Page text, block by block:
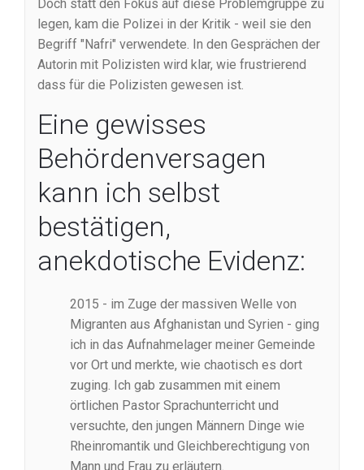
Doch statt den Fokus auf diese Problemgruppe zu
legen, kam die Polizei in der Kritik - weil sie den
Begriff "Nafri" verwendete. In den Gesprächen der
Autorin mit Polizisten wird klar, wie frustrierend
dass für die Polizisten gewesen ist.
Eine gewisses
Behördenversagen
kann ich selbst
bestätigen,
anekdotische Evidenz:
2015 - im Zuge der massiven Welle von
Migranten aus Afghanistan und Syrien - ging
ich in das Aufnahmelager meiner Gemeinde
vor Ort und merkte, wie chaotisch es dort
zuging. Ich gab zusammen mit einem
örtlichen Pastor Sprachunterricht und
versuchte, den jungen Männern Dinge wie
Rheinromantik und Gleichberechtigung von
Mann und Frau zu erläutern.